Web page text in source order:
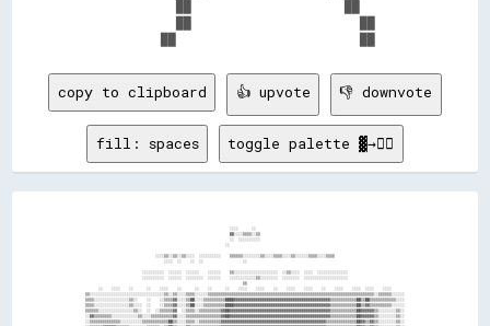
copy to clipboard 👍 upvote 👎 downvote
fill: spaces toggle palette ▓→✊🏽